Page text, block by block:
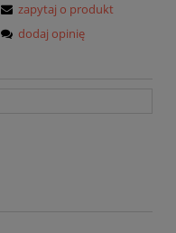
zapytaj o produkt
dodaj opinię
płatności